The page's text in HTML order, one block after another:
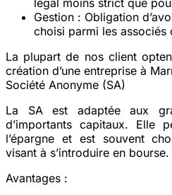
Gestion : Obligation
choisi parmi les associés
La plupart de nos client
création d’une entreprise à
Société Anonyme (SA)
La SA est adaptée aux
d’importants capitaux. Elle
l’épargne et est souvent
visant à s’introduire en bourse.
Avantages :